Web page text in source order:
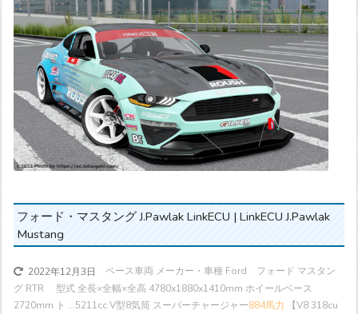
フォード・マスタング J.Pawlak LinkECU | LinkECU J.Pawlak
Mustang
2022年12月3日
ベース車両 メーカー・車種 Ford フォード マスタン
グ RTR 型式 全長×全幅×全高 4780x1880x1410mm ホイールベース
2720mm ト ...5211cc V型8気筒 スーパーチャージャー884馬力 【V8 318cu